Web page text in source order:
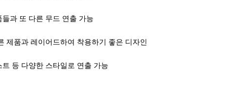
과 또 다른 무드 연출 가능
제품과 레이어드하여 착용하기 좋은 디자인
등 다양한 스타일로 연출 가능